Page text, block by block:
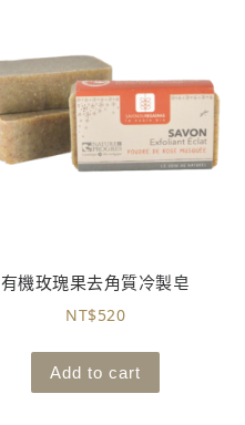
有機玫瑰果去角質冷製皂
NT$520
Add to cart